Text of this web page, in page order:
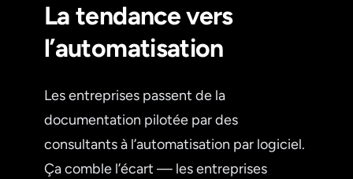
La tendance vers
l’automatisation
Les entreprises passent de la
documentation pilotée par des
consultants à l’automatisation par logiciel.
Ça comble l’écart — les entreprises